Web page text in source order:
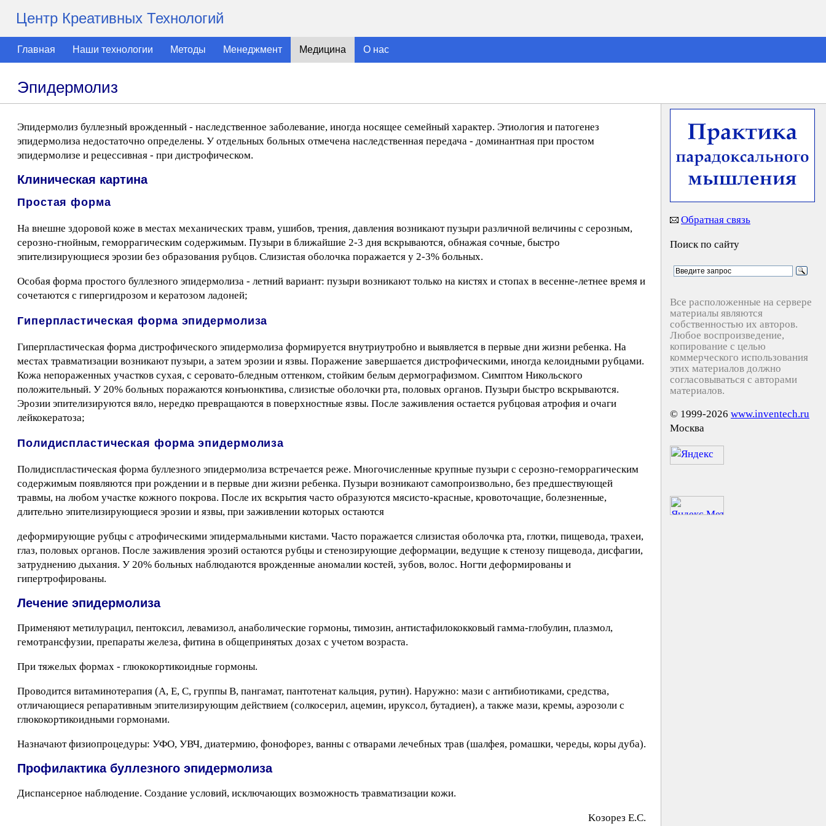
Центр Креативных Технологий
Главная Наши технологии Методы Менеджмент Медицина О нас
Эпидермолиз
Эпидермолиз буллезный врожденный - наследственное заболевание, иногда носящее семейный характер. Этиология и патогенез
эпидермолиза недостаточно определены. У отдельных больных отмечена наследственная передача - доминантная при простом
эпидермолизе и рецессивная - при дистрофическом.
Клиническая картина
Простая форма
На внешне здоровой коже в местах механических травм, ушибов, трения, давления возникают пузыри различной величины с серозным,
серозно-гнойным, геморрагическим содержимым. Пузыри в ближайшие 2-3 дня вскрываются, обнажая сочные, быстро
эпителизирующиеся эрозии без образования рубцов. Слизистая оболочка поражается у 2-3% больных.
Особая форма простого буллезного эпидермолиза - летний вариант: пузыри возникают только на кистях и стопах в весенне-летнее время и
сочетаются с гипергидрозом и кератозом ладоней;
Гиперпластическая форма эпидермолиза
Гиперпластическая форма дистрофического эпидермолиза формируется внутриутробно и выявляется в первые дни жизни ребенка. На
местах травматизации возникают пузыри, а затем эрозии и язвы. Поражение завершается дистрофическими, иногда келоидными рубцами.
Кожа непораженных участков сухая, с серовато-бледным оттенком, стойким белым дермографизмом. Симптом Никольского
положительный. У 20% больных поражаются конъюнктива, слизистые оболочки рта, половых органов. Пузыри быстро вскрываются.
Эрозии эпителизируются вяло, нередко превращаются в поверхностные язвы. После заживления остается рубцовая атрофия и очаги
лейкокератоза;
Полидиспластическая форма эпидермолиза
Полидиспластическая форма буллезного эпидермолиза встречается реже. Многочисленные крупные пузыри с серозно-геморрагическим
содержимым появляются при рождении и в первые дни жизни ребенка. Пузыри возникают самопроизвольно, без предшествующей
травмы, на любом участке кожного покрова. После их вскрытия часто образуются мясисто-красные, кровоточащие, болезненные,
длительно эпителизирующиеся эрозии и язвы, при заживлении которых остаются
деформирующие рубцы с атрофическими эпидермальными кистами. Часто поражается слизистая оболочка рта, глотки, пищевода, трахеи,
глаз, половых органов. После заживления эрозий остаются рубцы и стенозирующие деформации, ведущие к стенозу пищевода, дисфагии,
затруднению дыхания. У 20% больных наблюдаются врожденные аномалии костей, зубов, волос. Ногти деформированы и
гипертрофированы.
Лечение эпидермолиза
Применяют метилурацил, пентоксил, левамизол, анаболические гормоны, тимозин, антистафилококковый гамма-глобулин, плазмол,
гемотрансфузии, препараты железа, фитина в общепринятых дозах с учетом возраста.
При тяжелых формах - глюкокортикоидные гормоны.
Проводится витаминотерапия (А, Е, С, группы В, пангамат, пантотенат кальция, рутин). Наружно: мази с антибиотиками, средства,
отличающиеся репаративным эпителизирующим действием (солкосерил, ацемин, ируксол, бутадиен), а также мази, кремы, аэрозоли с
глюкокортикоидными гормонами.
Назначают физиопроцедуры: УФО, УВЧ, диатермию, фонофорез, ванны с отварами лечебных трав (шалфея, ромашки, череды, коры дуба).
Профилактика буллезного эпидермолиза
Диспансерное наблюдение. Создание условий, исключающих возможность травматизации кожи.
Koзopeз E.C.
Обратная связь
Поиск по сайту
Все расположенные на сервере
материалы являются
собственностью их авторов.
Любое воспроизведение,
копирование с целью
коммерческого использования
этих материалов должно
согласовываться с авторами
материалов.
© 1999-2026 www.inventech.ru
Москва